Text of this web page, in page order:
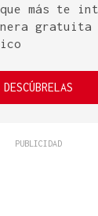
más te
gratuita
DESCÚBRELAS